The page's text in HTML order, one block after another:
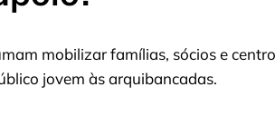
mobilizar famílias, sócios e
jovem às arquibancadas.